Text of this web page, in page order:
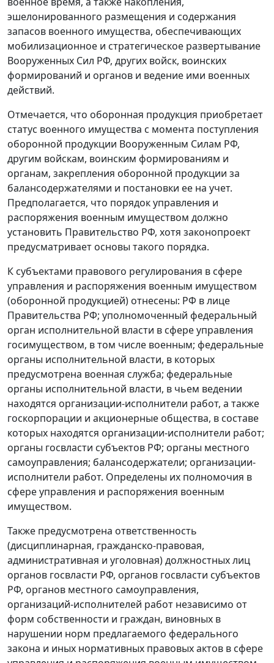
эшелонированного размещения и содержания
запасов военного имущества, обеспечивающих
мобилизационное и стратегическое развертывание
Вооруженных Сил РФ, других войск, воинских
формирований и органов и ведение ими военных
действий.
Отмечается, что оборонная продукция приобретает
статус военного имущества с момента поступления
оборонной продукции Вооруженным Силам РФ,
другим войскам, воинским формированиям и
органам, закрепления оборонной продукции за
балансодержателями и постановки ее на учет.
Предполагается, что порядок управления и
распоряжения военным имуществом должно
установить Правительство РФ, хотя законопроект
предусматривает основы такого порядка.
К субъектами правового регулирования в сфере
управления и распоряжения военным имуществом
(оборонной продукцией) отнесены: РФ в лице
Правительства РФ; уполномоченный федеральный
орган исполнительной власти в сфере управления
госимуществом, в том числе военным; федеральные
органы исполнительной власти, в которых
предусмотрена военная служба; федеральные
органы исполнительной власти, в чьем ведении
находятся организации-исполнители работ, а также
госкорпорации и акционерные общества, в составе
которых находятся организации-исполнители работ;
органы госвласти субъектов РФ; органы местного
самоуправления; балансодержатели; организации-
исполнители работ. Определены их полномочия в
сфере управления и распоряжения военным
имуществом.
Также предусмотрена ответственность
(дисциплинарная, гражданско-правовая,
административная и уголовная) должностных лиц
органов госвласти РФ, органов госвласти субъектов
РФ, органов местного самоуправления,
организаций-исполнителей работ независимо от
форм собственности и граждан, виновных в
нарушении норм предлагаемого федерального
закона и иных нормативных правовых актов в сфере